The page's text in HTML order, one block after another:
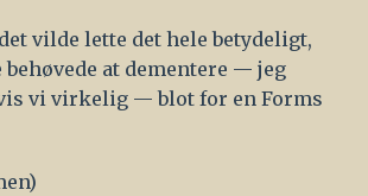
vilde lette det hele betydeligt,
at dementere — jeg
vi virkelig — blot for en Forms